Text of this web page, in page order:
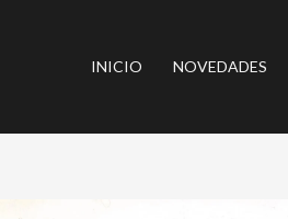
INICIO NOVEDADES